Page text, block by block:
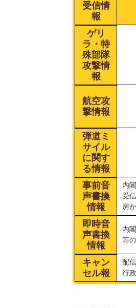
受信情
報
ゲリ
ラ・特
殊部隊
攻撃情
報
航空攻
撃情報
弾道ミ
サイル
に関す
る情報
事前音
声書換
情報
内
受
房
即時音
声書換
情報
内
等
キャン
セル報
配
行